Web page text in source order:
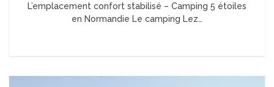
L’emplacement confort stabilisé – Camping 5 étoiles
en Normandie Le camping Lez…